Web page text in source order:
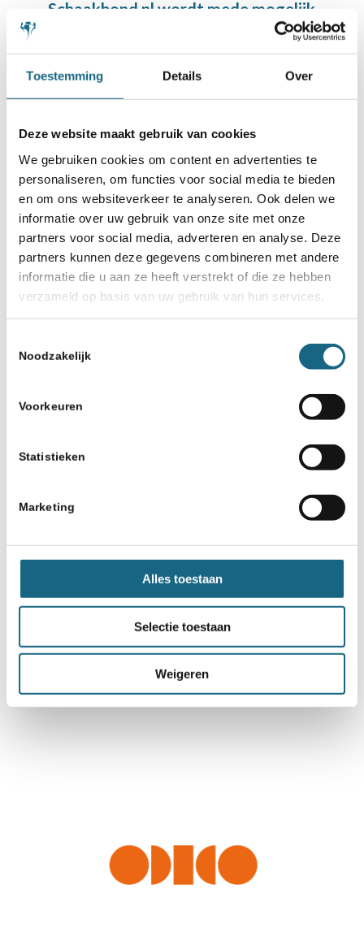
Toestemming Details Over
Deze website maakt gebruik van cookies
We gebruiken cookies om content en advertenties te
personaliseren, om functies voor social media te bieden
en om ons websiteverkeer te analyseren. Ook delen we
informatie over uw gebruik van onze site met onze
partners voor social media, adverteren en analyse. Deze
partners kunnen deze gegevens combineren met andere
informatie die u aan ze heeft verstrekt of die ze hebben
verzameld op basis van uw gebruik van hun services.
Noodzakelijk
Voorkeuren
Statistieken
Marketing
Alles toestaan
Selectie toestaan
Weigeren
Schaakbond.nl wordt mede mogelijk